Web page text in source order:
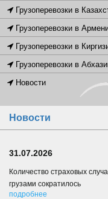
Грузоперевозки в
Грузоперевозки в
Грузоперевозки в
Грузоперевозки в
Новости
Новости
31.07.2026
Количество страховых
грузами сократилось
подробнее